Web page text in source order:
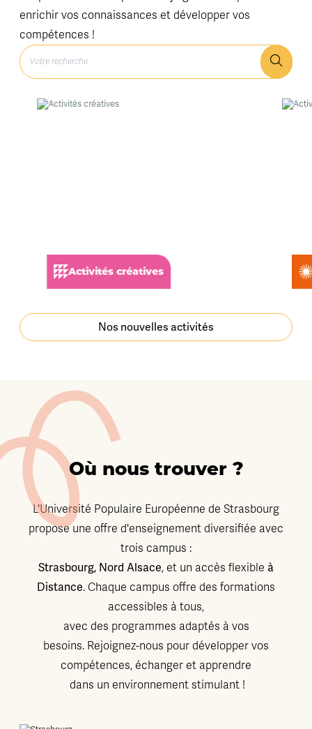
enrichir vos connaissances et développer vos
compétences !
Activités créatives
Nos nouvelles activités
Où nous trouver ?
L'Université Populaire Européenne de Strasbourg
propose une offre d'enseignement diversifiée avec
trois campus :
Strasbourg, Nord Alsace, et un accès flexible à
Distance. Chaque campus offre des formations
accessibles à tous,
avec des programmes adaptés à vos
besoins. Rejoignez-nous pour développer vos
compétences, échanger et apprendre
dans un environnement stimulant !